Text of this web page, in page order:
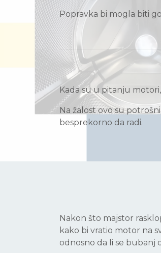
Popravka bi mogla biti
Kada su u pitanju
Na žalost ovo su
besprekorno da radi.
Nakon što majstor
kako bi vratio motor na
odnosno da li se bubanj